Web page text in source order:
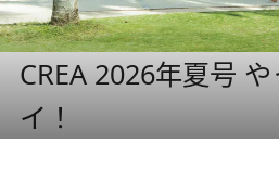
CREA 2026年夏号
イ！